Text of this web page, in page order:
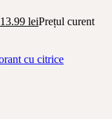
13.99 leiPrețul curent